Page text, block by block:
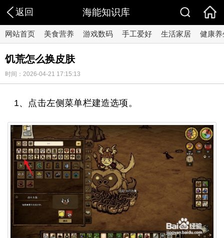
返回 海能知识库
网站首页 美食营养 游戏数码 手工爱好 生活家居 健康养
饥荒怎么换皮肤
时间：2026-04-21 17:15:13
1、点击左侧菜单栏建造选项。